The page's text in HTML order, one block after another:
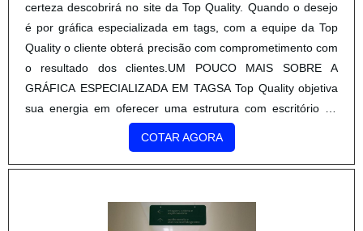
equipamentos de última geração, tudo para se certificar que
se tenha gráfica especializada em tags com ótima
qualidade.Há muitas maneiras eficientes de uma empresa
demonstrar competência, excelência e destaque em sua
área de atuação. A Top Quality se mostra referência por ter:
Soluções eficazes para serviços gráficos; Treinamentos
internos para aprimoração dos produtos e serviços;
foco sobre gráfica especializada em tags, mais do que visar
COTAR AGORA